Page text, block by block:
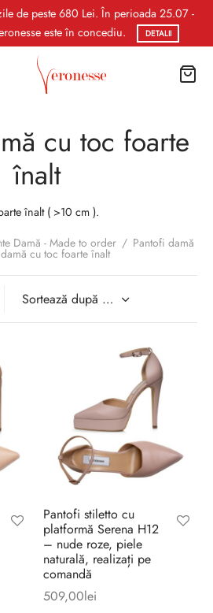
de peste 680 Lei. În perioada 25.07 -
este în concediu.
DETALII
cu toc foarte
înalt
înalt ( >10 cm ).
Damă - Made to order / Pantofi damă
cu toc foarte înalt
Pantofi stiletto cu
platformă Serena H12
– nude roze, piele
naturală, realizați pe
comandă
509,00lei